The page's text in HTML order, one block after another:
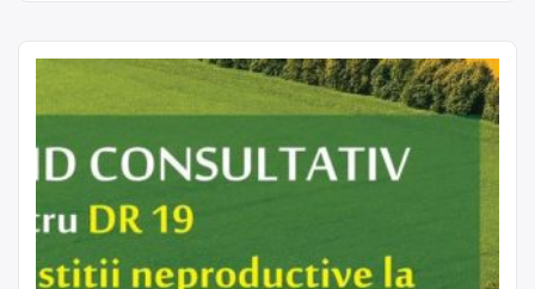
Conform informațiilor comunicate, DN65A, DN65E și DN6
sunt printre sectoarele care ar […]